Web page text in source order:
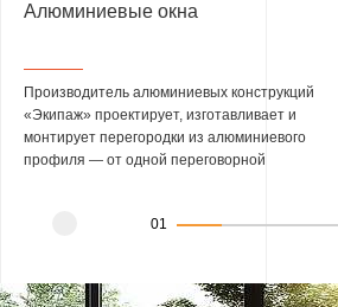
Алюминиевые окна
Производитель алюминиевых конструкций
«Экипаж» проектирует, изготавливает и
монтирует перегородки из алюминиевого
профиля — от одной переговорной
системах EKIPAZH AluLight C45 и C50,
поставок.
01